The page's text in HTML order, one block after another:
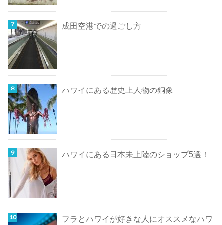
成田空港での過ごし方
ハワイにある歴史上人物の銅像
ハワイにある日本未上陸のショップ5選！
フラとハワイが好きな人にオススメなハワ